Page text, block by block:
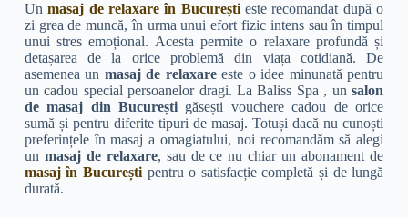
Unmasaj de relaxare în Bucureștieste recomandat după o
zi grea de muncă, în urma unui efort fizic intens sau în timpul
unui stres emoțional. Acesta permite o relaxare profundă și
detașarea de la orice problemă din viața cotidiană. De
asemenea un masaj de relaxareeste o idee minunată pentru
un cadou special persoanelor dragi. La Baliss Spa , unsalon
de masaj din București găsești vouchere cadou de orice
sumă și pentru diferite tipuri de masaj. Totuși dacă nu cunoști
preferințele în masaj a omagiatului, noi recomandăm să alegi
un masaj de relaxare, sau de ce nu chiar un abonament de
masaj în București pentru o satisfacție completă și de lungă
durată.